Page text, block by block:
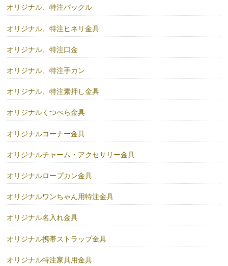
オリジナル、特注バックル
オリジナル、特注ヒネリ金具
オリジナル、特注口金
オリジナル、特注手カン
オリジナル、特注素押し金具
オリジナルくつべら金具
オリジナルコーナー金具
オリジナルチャーム・アクセサリー金具
オリジナルロープカン金具
オリジナルワンちゃん用特注金具
オリジナル名入れ金具
オリジナル携帯ストラップ金具
オリジナル特注家具用金具